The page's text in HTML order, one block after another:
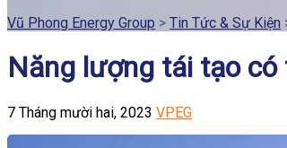
Vũ Phong Energy Group > Tin Tức & Sự Kiện
Năng lượng tái tạo
7 Tháng mười hai, 2023 VPEG